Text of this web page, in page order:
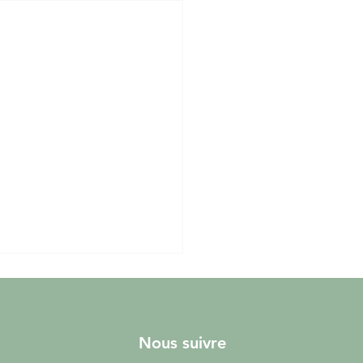
Nous suivre